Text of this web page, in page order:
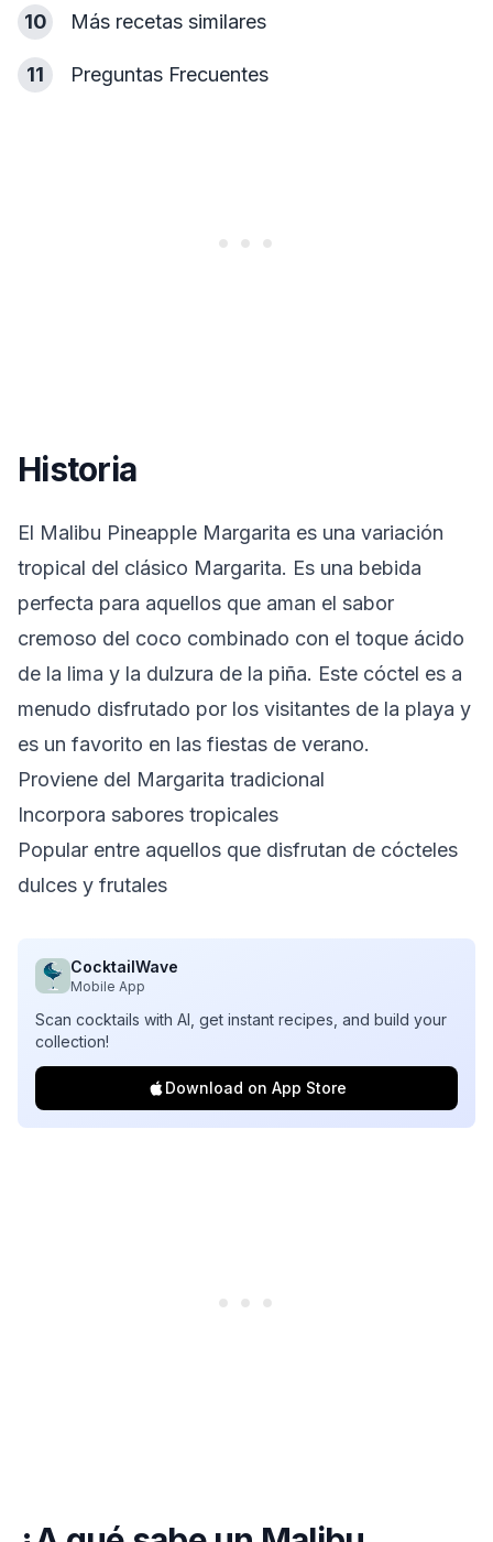
10 Más recetas similares
11 Preguntas Frecuentes
Historia
El Malibu Pineapple Margarita es una variación
tropical del clásico Margarita. Es una bebida
perfecta para aquellos que aman el sabor
cremoso del coco combinado con el toque ácido
de la lima y la dulzura de la piña. Este cóctel es a
menudo disfrutado por los visitantes de la playa y
es un favorito en las fiestas de verano.
Proviene del Margarita tradicional
Incorpora sabores tropicales
Popular entre aquellos que disfrutan de cócteles
dulces y frutales
CocktailWave
Mobile App
Scan cocktails with AI, get instant recipes, and build your
collection!
Download on App Store